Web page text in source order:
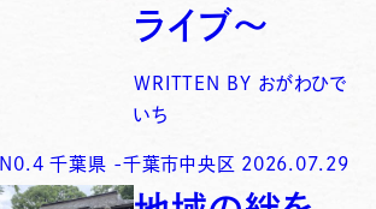
ライブ〜
WRITTEN BY おがわひで
いち
N0. 4 千葉県 -千葉市中央区 2026.07.29